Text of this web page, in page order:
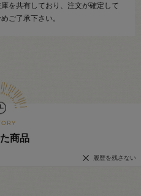
を共有しており、注文が確定して
ご了承下さい。
商品
履歴を残さない